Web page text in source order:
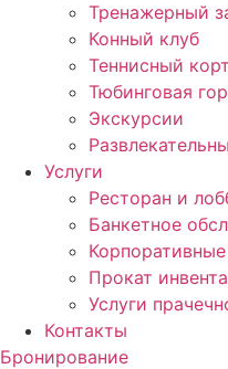
Тренажерный
Конный клуб
Теннисный корт
Тюбинговая
Экскурсии
Услуги
Ресторан и
Банкетное
Прокат
Услуги
Контакты
Бронирование